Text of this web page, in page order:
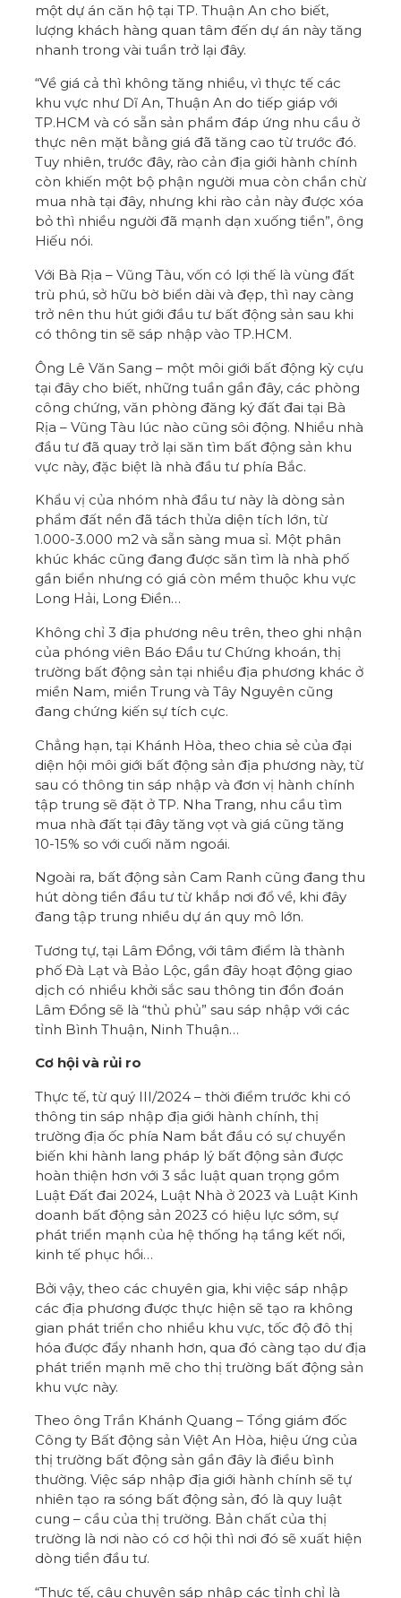
một dự án căn hộ tại TP. Thuận An cho biết,
lượng khách hàng quan tâm đến dự án này tăng
nhanh trong vài tuần trở lại đây.
“Về giá cả thì không tăng nhiều, vì thực tế các
khu vực như Dĩ An, Thuận An do tiếp giáp với
TP.HCM và có sẵn sản phẩm đáp ứng nhu cầu ở
thực nên mặt bằng giá đã tăng cao từ trước đó.
Tuy nhiên, trước đây, rào cản địa giới hành chính
còn khiến một bộ phận người mua còn chần chừ
mua nhà tại đây, nhưng khi rào cản này được xóa
bỏ thì nhiều người đã mạnh dạn xuống tiền”, ông
Hiếu nói.
Với Bà Rịa – Vũng Tàu, vốn có lợi thế là vùng đất
trù phú, sở hữu bờ biển dài và đẹp, thì nay càng
trở nên thu hút giới đầu tư bất động sản sau khi
có thông tin sẽ sáp nhập vào TP.HCM.
Ông Lê Văn Sang – một môi giới bất động kỳ cựu
tại đây cho biết, những tuần gần đây, các phòng
công chứng, văn phòng đăng ký đất đai tại Bà
Rịa – Vũng Tàu lúc nào cũng sôi động. Nhiều nhà
đầu tư đã quay trở lại săn tìm bất động sản khu
vực này, đặc biệt là nhà đầu tư phía Bắc.
Khẩu vị của nhóm nhà đầu tư này là dòng sản
phẩm đất nền đã tách thửa diện tích lớn, từ
1.000-3.000 m2 và sẵn sàng mua sỉ. Một phân
khúc khác cũng đang được săn tìm là nhà phố
gần biển nhưng có giá còn mềm thuộc khu vực
Long Hải, Long Điền…
Không chỉ 3 địa phương nêu trên, theo ghi nhận
của phóng viên Báo Đầu tư Chứng khoán, thị
trường bất động sản tại nhiều địa phương khác ở
miền Nam, miền Trung và Tây Nguyên cũng
đang chứng kiến sự tích cực.
Chẳng hạn, tại Khánh Hòa, theo chia sẻ của đại
diện hội môi giới bất động sản địa phương này, từ
sau có thông tin sáp nhập và đơn vị hành chính
tập trung sẽ đặt ở TP. Nha Trang, nhu cầu tìm
mua nhà đất tại đây tăng vọt và giá cũng tăng
10-15% so với cuối năm ngoái.
Ngoài ra, bất động sản Cam Ranh cũng đang thu
hút dòng tiền đầu tư từ khắp nơi đổ về, khi đây
đang tập trung nhiều dự án quy mô lớn.
Tương tự, tại Lâm Đồng, với tâm điểm là thành
phố Đà Lạt và Bảo Lộc, gần đây hoạt động giao
dịch có nhiều khởi sắc sau thông tin đồn đoán
Lâm Đồng sẽ là “thủ phủ” sau sáp nhập với các
tỉnh Bình Thuận, Ninh Thuận…
Cơ hội và rủi ro
Thực tế, từ quý III/2024 – thời điểm trước khi có
thông tin sáp nhập địa giới hành chính, thị
trường địa ốc phía Nam bắt đầu có sự chuyển
biến khi hành lang pháp lý bất động sản được
hoàn thiện hơn với 3 sắc luật quan trọng gồm
Luật Đất đai 2024, Luật Nhà ở 2023 và Luật Kinh
doanh bất động sản 2023 có hiệu lực sớm, sự
phát triển mạnh của hệ thống hạ tầng kết nối,
kinh tế phục hồi…
Bởi vậy, theo các chuyên gia, khi việc sáp nhập
các địa phương được thực hiện sẽ tạo ra không
gian phát triển cho nhiều khu vực, tốc độ đô thị
hóa được đẩy nhanh hơn, qua đó càng tạo dư địa
phát triển mạnh mẽ cho thị trường bất động sản
khu vực này.
Theo ông Trần Khánh Quang – Tổng giám đốc
Công ty Bất động sản Việt An Hòa, hiệu ứng của
thị trường bất động sản gần đây là điều bình
thường. Việc sáp nhập địa giới hành chính sẽ tự
nhiên tạo ra sóng bất động sản, đó là quy luật
cung – cầu của thị trường. Bản chất của thị
trường là nơi nào có cơ hội thì nơi đó sẽ xuất hiện
dòng tiền đầu tư.
“Thực tế, câu chuyện sáp nhập các tỉnh chỉ là